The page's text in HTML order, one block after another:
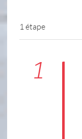
1 étape
1